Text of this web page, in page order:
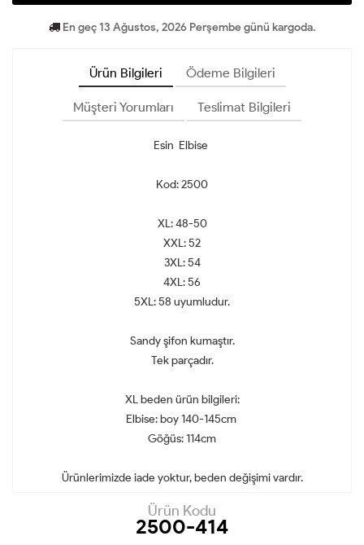
En geç 13 Ağustos, 2026 Perşembe günü kargoda.
Ürün Bilgileri Ödeme Bilgileri
Müşteri Yorumları Teslimat Bilgileri
Esin Elbise
Kod: 2500
XL: 48-50
XXL: 52
3XL: 54
4XL: 56
5XL: 58 uyumludur.
Sandy şifon kumaştır.
Tek parçadır.
XL beden ürün bilgileri:
Elbise: boy 140-145cm
Göğüs: 114cm
Ürünlerimizde iade yoktur, beden değişimi vardır.
Ürün Kodu
2500-414